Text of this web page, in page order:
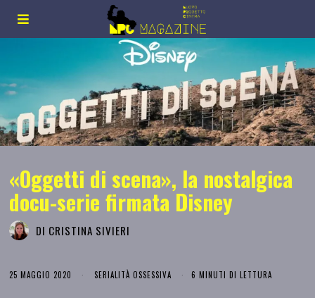
«Oggetti di scena», la nostalgica
docu-serie firmata Disney
DI CRISTINA SIVIERI
25 MAGGIO 2020 SERIALITÀ OSSESSIVA 6 MINUTI DI LETTURA